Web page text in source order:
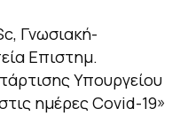
Γνωσιακή-
Επιστημ.
Υπουργείου
ημέρες Covid-19»